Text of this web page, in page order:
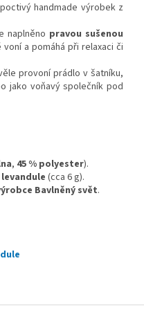
handmade výrobek z
naplněno pravou sušenou
a pomáhá při relaxaci či
provoní prádlo v šatníku,
jako voňavý společník pod
, 45 % polyester).
(cca 6 g).
Bavlněný svět.